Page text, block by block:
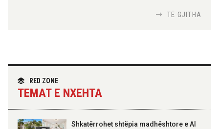
partneritetit strategjik
TË GJITHA
RED ZONE
TEMAT E NXEHTA
Shkatërrohet shtëpia madhështore e Al